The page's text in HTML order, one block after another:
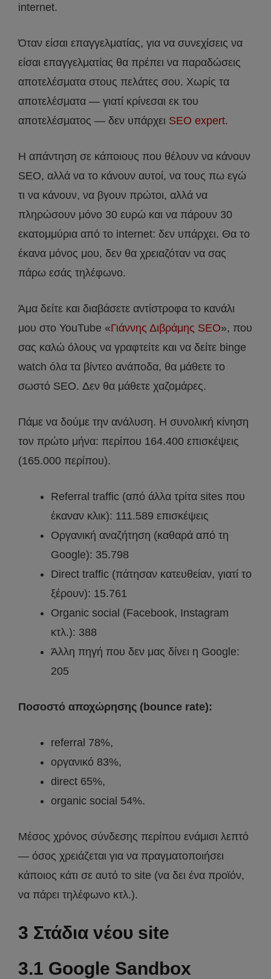
internet.
Όταν είσαι επαγγελματίας, για να συνεχίσεις να
είσαι επαγγελματίας θα πρέπει να παραδώσεις
αποτελέσματα στους πελάτες σου. Χωρίς τα
αποτελέσματα — γιατί κρίνεσαι εκ του
αποτελέσματος — δεν υπάρχει SEO expert.
Η απάντηση σε κάποιους που θέλουν να κάνουν
SEO, αλλά να το κάνουν αυτοί, να τους πω εγώ
τι να κάνουν, να βγουν πρώτοι, αλλά να
πληρώσουν μόνο 30 ευρώ και να πάρουν 30
εκατομμύρια από το internet: δεν υπάρχει. Θα το
έκανα μόνος μου, δεν θα χρειαζόταν να σας
πάρω εσάς τηλέφωνο.
Άμα δείτε και διαβάσετε αντίστροφα το κανάλι
μου στο YouTube «Γιάννης Διβράμης SEO», που
σας καλώ όλους να γραφτείτε και να δείτε binge
watch όλα τα βίντεο ανάποδα, θα μάθετε το
σωστό SEO. Δεν θα μάθετε χαζομάρες.
Πάμε να δούμε την ανάλυση. Η συνολική κίνηση
τον πρώτο μήνα: περίπου 164.400 επισκέψεις
(165.000 περίπου).
Referral traffic (από άλλα τρίτα sites που
έκαναν κλικ): 111.589 επισκέψεις
Οργανική αναζήτηση (καθαρά από τη
Google): 35.798
Direct traffic (πάτησαν κατευθείαν, γιατί το
ξέρουν): 15.761
Organic social (Facebook, Instagram
κτλ.): 388
Άλλη πηγή που δεν μας δίνει η Google:
205
Ποσοστό αποχώρησης (bounce rate):
referral 78%,
οργανικό 83%,
direct 65%,
organic social 54%.
Μέσος χρόνος σύνδεσης περίπου ενάμισι λεπτό
— όσος χρειάζεται για να πραγματοποιήσει
κάποιος κάτι σε αυτό το site (να δει ένα προϊόν,
να πάρει τηλέφωνο κτλ.).
3 Στάδια νέου site
3.1 Google Sandbox